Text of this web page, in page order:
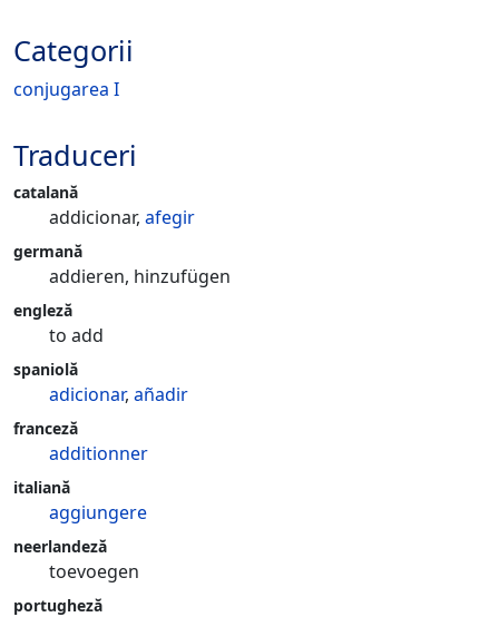
Categorii
conjugarea I
Traduceri
catalană
addicionar, afegir
germană
addieren, hinzufügen
engleză
to add
spaniolă
adicionar, añadir
franceză
additionner
italiană
aggiungere
neerlandeză
toevoegen
portugheză